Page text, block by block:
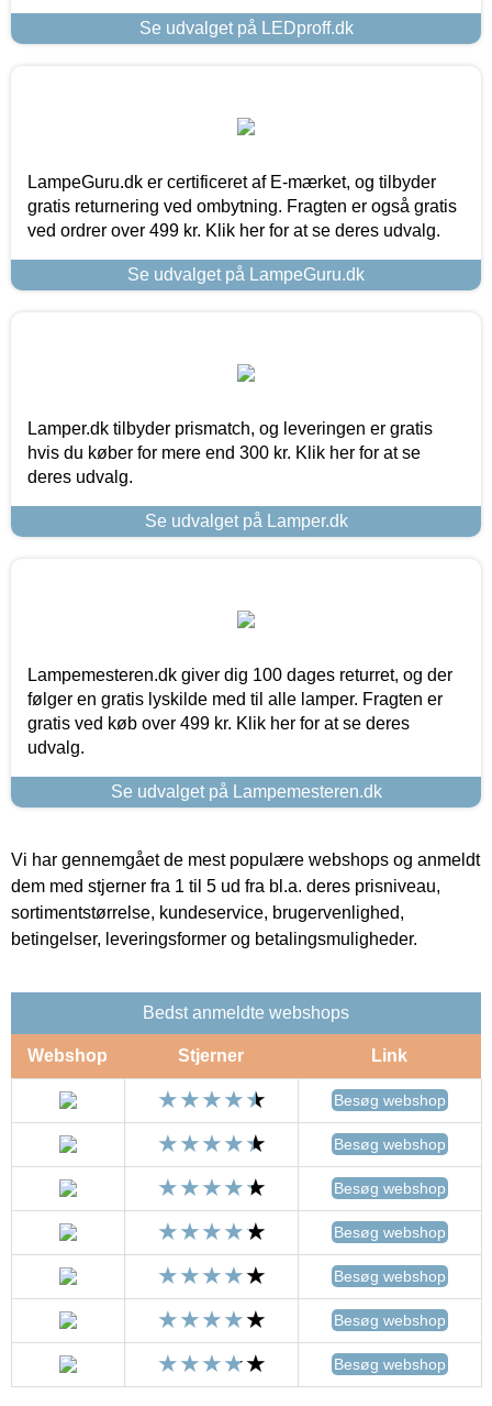
Se udvalget på LEDproff.dk
LampeGuru.dk er certificeret af E-mærket, og tilbyder
gratis returnering ved ombytning. Fragten er også gratis
ved ordrer over 499 kr. Klik her for at se deres udvalg.
Se udvalget på LampeGuru.dk
Lamper.dk tilbyder prismatch, og leveringen er gratis
hvis du køber for mere end 300 kr. Klik her for at se
deres udvalg.
Se udvalget på Lamper.dk
Lampemesteren.dk giver dig 100 dages returret, og der
følger en gratis lyskilde med til alle lamper. Fragten er
gratis ved køb over 499 kr. Klik her for at se deres
udvalg.
Se udvalget på Lampemesteren.dk
Vi har gennemgået de mest populære webshops og anmeldt
dem med stjerner fra 1 til 5 ud fra bl.a. deres prisniveau,
sortimentstørrelse, kundeservice, brugervenlighed,
betingelser, leveringsformer og betalingsmuligheder.
Bedst anmeldte webshops
Webshop Stjerner Link
Besøg webshop
Besøg webshop
Besøg webshop
Besøg webshop
Besøg webshop
Besøg webshop
Besøg webshop